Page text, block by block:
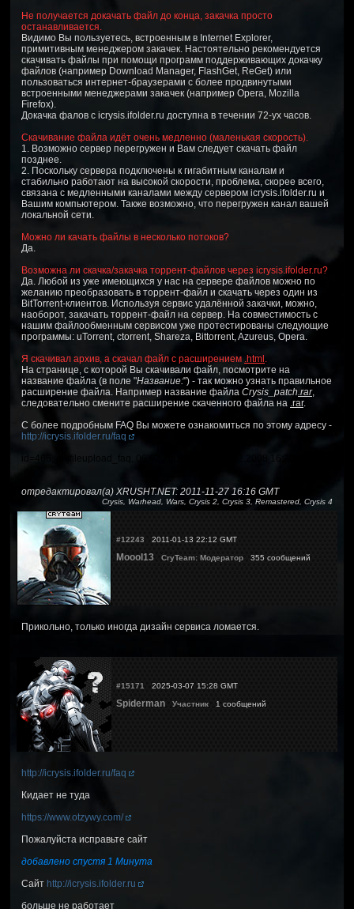
Не получается докачать файл до конца, закачка просто
останавливается.
Видимо Вы пользуетесь, встроенным в Internet Explorer,
примитивным менеджером закачек. Настоятельно рекомендуется
скачивать файлы при помощи программ поддерживающих докачку
файлов (например Download Manager, FlashGet, ReGet) или
пользоваться интернет-браузерами с более продвинутыми
встроенными менеджерами закачек (например Opera, Mozilla
Firefox).
Докачка фалов с icrysis.ifolder.ru доступна в течении 72-ух часов.
Скачивание файла идёт очень медленно (маленькая скорость).
1. Возможно сервер перегружен и Вам следует скачать файл
позднее.
2. Поскольку сервера подключены к гигабитным каналам и
стабильно работают на высокой скорости, проблема, скорее всего,
связана с медленными каналами между сервером icrysis.ifolder.ru и
Вашим компьютером. Также возможно, что перегружен канал вашей
локальной сети.
Можно ли качать файлы в несколько потоков?
Да.
Возможна ли скачка/закачка торрент-файлов через icrysis.ifolder.ru?
Да. Любой из уже имеющихся у нас на сервере файлов можно по
желанию преобразовать в торрент-файл и скачать через один из
BitTorrent-клиентов. Используя сервис удалённой закачки, можно,
наоборот, закачать торрент-файл на сервер. На совместимость с
нашим файлообменным сервисом уже протестированы следующие
программы: uTorrent, ctorrent, Shareza, Bittorrent, Azureus, Opera.
Я скачивал архив, а скачал файл с расширением .html .
На странице, с которой Вы скачивали файл, посмотрите на
название файла (в поле "Название:") - так можно узнать правильное
расширение файла. Например название файла Crysis_patch.rar,
следовательно смените расширение скаченного файла на .rar.
С более подробным FAQ Вы можете ознакомиться по этому адресу -
http://icrysis.ifolder.ru/faq
id=466, al=fileupload_faq, 06.02.2008 15:11 - 06.02.2008 16:20,
отредактировал(а) XRUSHT.NET: 2011-11-27 16:16 GMT
Crysis, Warhead, Wars, Crysis 2, Crysis 3, Remastered, Crysis 4
#12243 2011-01-13 22:12 GMT
Moool13 CryTeam: Модератор 355 сообщений
Прикольно, только иногда дизайн сервиса ломается.
#15171 2025-03-07 15:28 GMT
Spiderman Участник 1 сообщений
http://icrysis.ifolder.ru/faq
Кидает не туда
https://www.otzywy.com/
Пожалуйста исправьте сайт
добавлено спустя 1 Минута
Сайт http://icrysis.ifolder.ru
больше не работает